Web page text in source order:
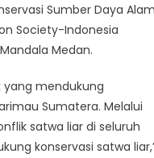
Sumber Daya Alam
Society-Indonesia
Medan.
yang mendukung
Sumatera. Melalui
satwa liar di seluruh
konservasi satwa